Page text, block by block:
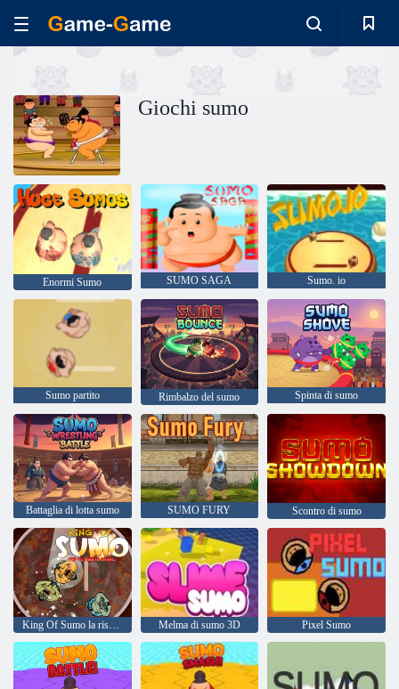
Giochi sumo
Enormi Sumo SUMO SAGA Sumo. io
Sumo partito Rimbalzo del sumo Spinta di sumo
Battaglia di lotta sumo SUMO FURY Scontro di sumo
King Of Sumo la rissa definitiva Melma di sumo 3D Pixel Sumo